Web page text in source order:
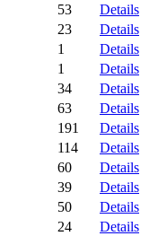
53
Details
23
Details
1
Details
1
Details
34
Details
63
Details
191
Details
114
Details
60
Details
39
Details
50
Details
24
Details